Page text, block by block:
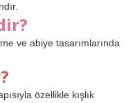
ve abiye tasarımlarında
özellikle kışlık